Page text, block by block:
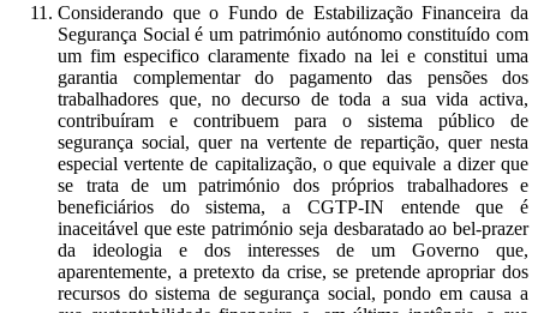
Considerando que o Fundo de Estabilização Financeira da
Segurança Social é um património autónomo constituído com
um fim especifico claramente fixado na lei e constitui uma
garantia complementar do pagamento das pensões dos
trabalhadores que, no decurso de toda a sua vida activa,
contribuíram e contribuem para o sistema público de
segurança social, quer na vertente de repartição, quer nesta
especial vertente de capitalização, o que equivale a dizer que
se trata de um património dos próprios trabalhadores e
beneficiários do sistema, a CGTP-IN entende que é
inaceitável que este património seja desbaratado ao bel-prazer
da ideologia e dos interesses de um Governo que,
aparentemente, a pretexto da crise, se pretende apropriar dos
recursos do sistema de segurança social, pondo em causa a